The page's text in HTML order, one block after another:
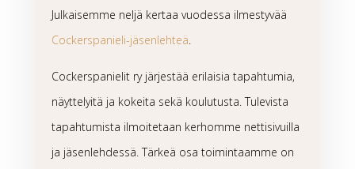
Julkaisemme neljä kertaa vuodessa ilmestyvää
Cockerspanieli-jäsenlehteä.
Cockerspanielit ry järjestää erilaisia tapahtumia,
näyttelyitä ja kokeita sekä koulutusta. Tulevista
tapahtumista ilmoitetaan kerhomme nettisivuilla
ja jäsenlehdessä. Tärkeä osa toimintaamme on